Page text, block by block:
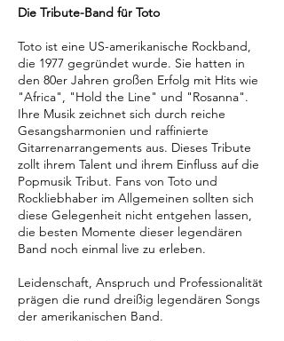
Die Tribute-Band für Toto
Toto ist eine US-amerikanische Rockband,
die 1977 gegründet wurde. Sie hatten in
den 80er Jahren großen Erfolg mit Hits wie
"Africa", "Hold the Line" und "Rosanna".
Ihre Musik zeichnet sich durch reiche
Gesangsharmonien und raffinierte
Gitarrenarrangements aus. Dieses Tribute
zollt ihrem Talent und ihrem Einfluss auf die
Popmusik Tribut. Fans von Toto und
Rockliebhaber im Allgemeinen sollten sich
diese Gelegenheit nicht entgehen lassen,
die besten Momente dieser legendären
Band noch einmal live zu erleben.
Leidenschaft, Anspruch und Professionalität
prägen die rund dreißig legendären Songs
der amerikanischen Band.